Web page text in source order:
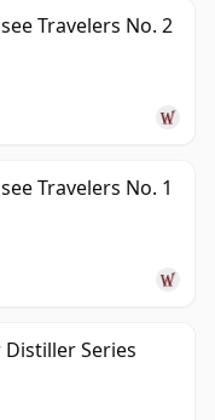
Travelers No. 2
Travelers No. 1
Distiller Series